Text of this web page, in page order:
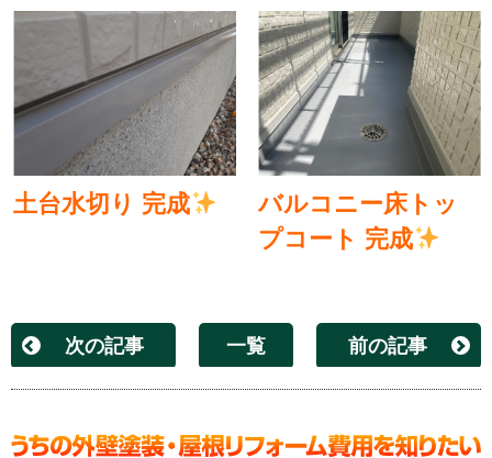
土台水切り 完成
バルコニー床トッ
プコート 完成
次の記事 一覧 前の記事